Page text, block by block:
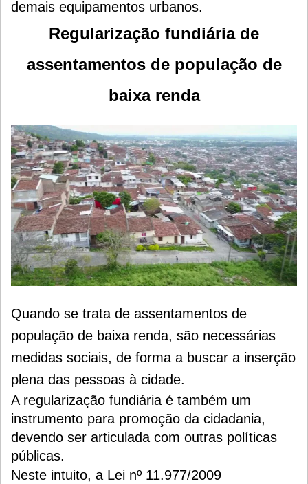
demais equipamentos urbanos.
Regularização fundiária de
assentamentos de população de
baixa renda
Quando se trata de assentamentos de
população de baixa renda, são necessárias
medidas sociais, de forma a buscar a inserção
plena das pessoas à cidade.
A regularização fundiária é também um
instrumento para promoção da cidadania,
devendo ser articulada com outras políticas
públicas.
Neste intuito, a Lei nº 11.977/2009